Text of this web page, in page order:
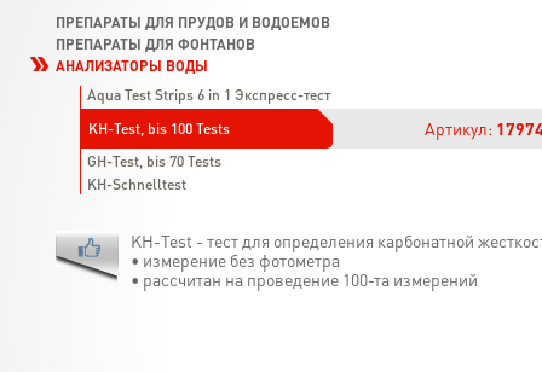
ПРЕПАРАТЫ ДЛЯ ПРУДОВ И ВОДОЕМОВ
ПРЕПАРАТЫ ДЛЯ ФОНТАНОВ
АНАЛИЗАТОРЫ ВОДЫ
Aqua Test Strips 6 in 1 Экспресс-тест
KH-Test, bis 100 Tests
Артикул:
GH-Test, bis 70 Tests
KH-Schnelltest
KH-Test - тест для определения карбонатной
• измерение без фотометра
• рассчитан на проведение 100-та измерений